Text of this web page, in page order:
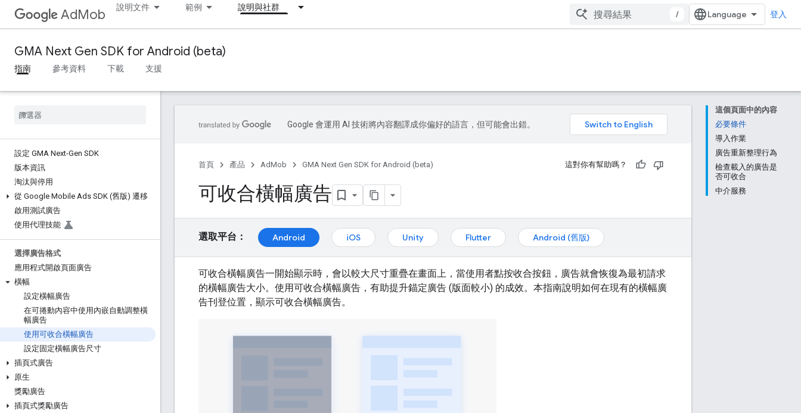
AdMob 說明文件 範例 說明與社群
/ 登入
GMA Next Gen SDK for Android (beta)
指南 參考資料 下載 支援
設定 GMA Next-Gen SDK
版本資訊
淘汰與停用
從 Google Mobile Ads SDK (舊版) 遷移
啟用測試廣告
使用代理技能
選擇廣告格式
應用程式開啟頁面廣告
橫幅
設定橫幅廣告
在可捲動內容中使用內嵌自動調整橫
幅廣告
使用可收合橫幅廣告
設定固定橫幅廣告尺寸
插頁式廣告
原生
獎勵廣告
插頁式獎勵廣告
這個頁面中的內容
必要條件
導入作業
廣告重新整理行為
檢查載入的廣告是
否可收合
中介服務
Google 會運用 AI 技術將內容翻譯成你偏好的語言，但可能會出錯。
首頁 產品 AdMob GMA Next Gen SDK for Android (beta) 這對你有幫助嗎？
可收合橫幅廣告
選取平台： Android iOS Unity Flutter Android (舊版)
可收合橫幅廣告一開始顯示時，會以較大尺寸重疊在畫面上，當使用者點按收合按鈕，廣告就會恢復為最初請求
的橫幅廣告大小。使用可收合橫幅廣告，有助提升錨定廣告 (版面較小) 的成效。本指南說明如何在現有的橫幅廣
告刊登位置，顯示可收合橫幅廣告。